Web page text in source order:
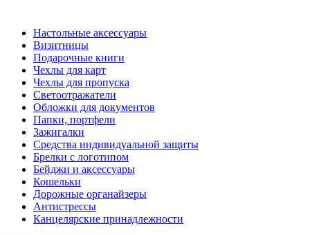
Настольные аксессуары
Визитницы
Подарочные книги
Чехлы для карт
Чехлы для пропуска
Светоотражатели
Обложки для документов
Папки, портфели
Зажигалки
Средства индивидуальной защиты
Брелки с логотипом
Бейджи и аксессуары
Кошельки
Дорожные органайзеры
Антистрессы
Канцелярские принадлежности